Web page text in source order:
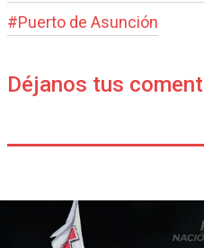
#Puerto de Asunción
Déjanos tus